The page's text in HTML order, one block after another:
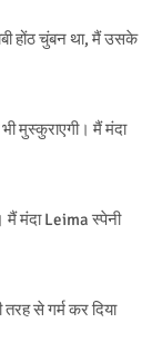
होंठ चुंबन था, मैं उसके
मुस्कुराएगी। मैं मंदा
मंदा Leima स्पेनी
से गर्म कर दिया